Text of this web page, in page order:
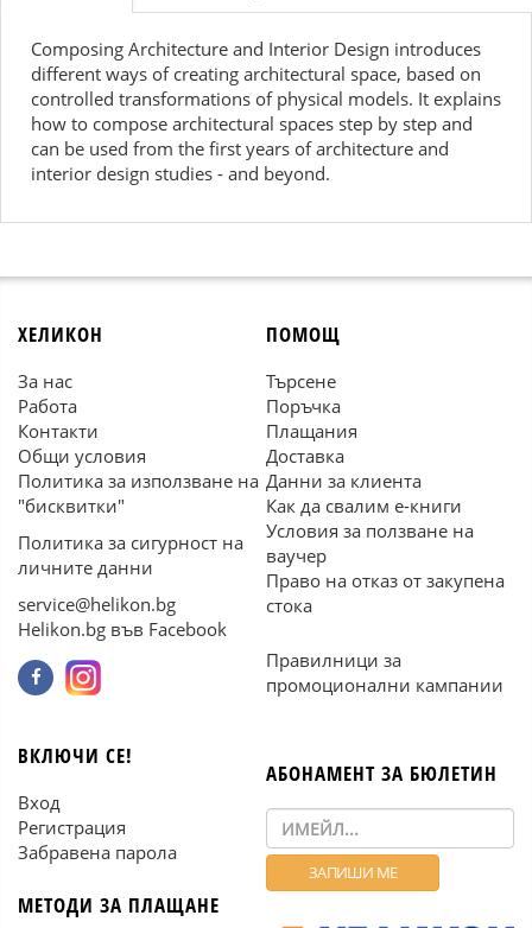
Composing Architecture and Interior Design introduces
different ways of creating architectural space, based on
controlled transformations of physical models. It explains
how to compose architectural spaces step by step and
can be used from the first years of architecture and
interior design studies - and beyond.
ХЕЛИКОН
За нас
Работа
Контакти
Общи условия
Политика за използване на
"бисквитки"
Политика за сигурност на
личните данни
service@helikon.bg
Helikon.bg във Facebook
ПОМОЩ
Търсене
Поръчка
Плащания
Доставка
Данни за клиента
Как да свалим е-книги
Условия за ползване на
ваучер
Право на отказ от закупена
стока
Правилници за
промоционални кампании
ВКЛЮЧИ СЕ!
Вход
Регистрация
Забравена парола
МЕТОДИ ЗА ПЛАЩАНЕ
АБОНАМЕНТ ЗА БЮЛЕТИН